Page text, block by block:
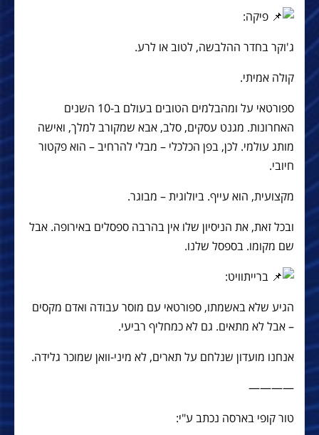
פיקה:
ג'וקר בחדר ההלבשה, לטוב או לרע.
קולה אמיתי.
ספורטאי על ומהבלמים הטובים בעולם ב-10 השנים
האחרונות. מגנט עסקים, סלב, אבא שמקורב למלך, ואישה
מותג עולמי. לכן, בפן הכלכלי – מבלי להרחיב – הוא פקטור
חיובי.
מקצועית, הוא עייף. ביולוגית – מבוגר.
ובכל זאת, את הניסיון שלו אין בהרבה ספסלים באירופה. אבל
שם מקומו. בספסל שלנו.
ברייתוויט:
הגיע שלא באשמתו, ספורטאי עם מוסר עבודה ואדם מקסים
– אבל לא מתאים. גם לא כמחליף רביעי.
אנחנו מועדון שנלחם על תארים, לא מיני-וואן שמוכר גלידה.
————
טור קופי בארסה נכתב ע"י: